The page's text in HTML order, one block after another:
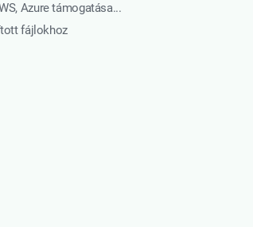
Azure támogatása...
fájlokhoz